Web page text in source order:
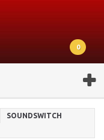
0
SOUNDSWITCH